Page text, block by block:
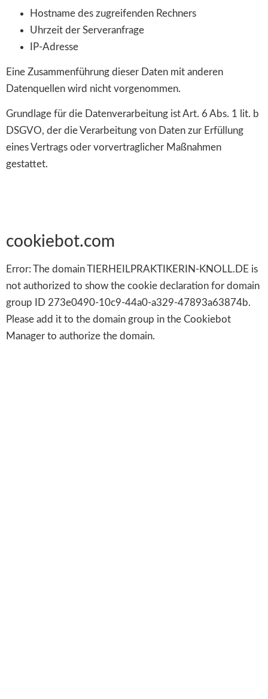
Hostname des zugreifenden Rechners
Uhrzeit der Serveranfrage
IP-Adresse
Eine Zusammenführung dieser Daten mit anderen
Datenquellen wird nicht vorgenommen.
Grundlage für die Datenverarbeitung ist Art. 6 Abs. 1 lit. b
DSGVO, der die Verarbeitung von Daten zur Erfüllung
eines Vertrags oder vorvertraglicher Maßnahmen
gestattet.
cookiebot.com
Error: The domain TIERHEILPRAKTIKERIN-KNOLL.DE is
not authorized to show the cookie declaration for domain
group ID 273e0490-10c9-44a0-a329-47893a63874b.
Please add it to the domain group in the Cookiebot
Manager to authorize the domain.